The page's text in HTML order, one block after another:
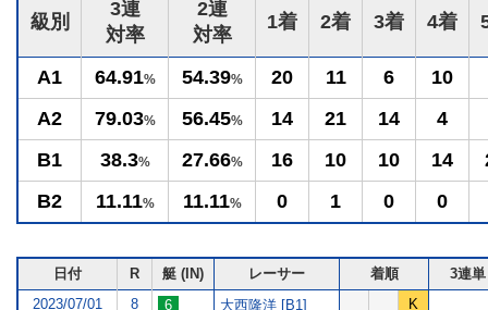
級別
3連
対率
2連
対率
1着 2着 3着 4着
A1 64.91% 54.39% 20 11 6
10
A2
79.03% 56.45% 14 21 14
4
B1
38.3% 27.66% 16 10 10 14
B2
11.11% 11.11% 0 1 0 0
日付 R 艇 (IN) レーサー 着順
3連単
2023/07/01
8 大西隆洋 [B1] K